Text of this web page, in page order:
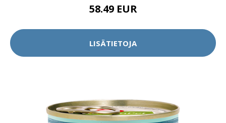
58.49 EUR
LISÄTIETOJA